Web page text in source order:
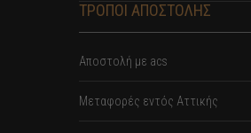
ΤΡΟΠΟΙ ΑΠΟΣΤΟΛΗΣ
Αποστολή με acs
Mεταφορές εντός Αττικής